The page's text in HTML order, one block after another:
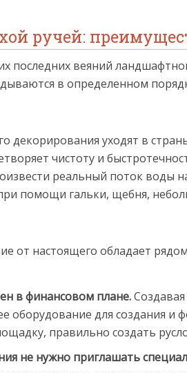
ручей:
последних веяний
в определенном
декорирования уходят в
чистоту и
реальный поток воды
помощи гальки, щебня,
от настоящего обладает рядом
в финансовом плане.
оборудование для создания и
правильно создать
не нужно приглашать